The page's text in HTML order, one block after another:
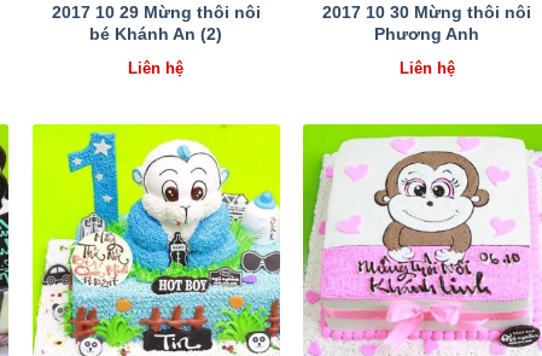
2017 10 29 Mừng thôi nôi
bé Khánh An (2)
Liên hệ
2017 10 30 Mừng thôi nôi
Phương Anh
Liên hệ